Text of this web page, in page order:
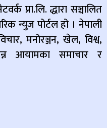
प्रा.लि. द्धारा सञ्चालित
न्युज पोर्टल हो । नेपाली
मनोरञ्जन, खेल, विश्व,
आयामका समाचार र